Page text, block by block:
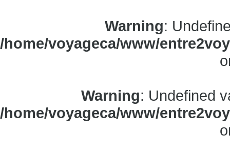
Warning:
/home/voyageca/www/
Warning: Undefined
/home/voyageca/www/